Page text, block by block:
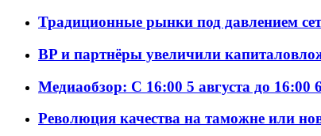
Традиционные рынки под давлением
BP и партнёры увеличили
Медиаобзор: С 16:00 5 августа до 16:00
Революция качества на таможне или